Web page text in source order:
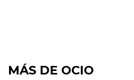
MÁS DE OCIO